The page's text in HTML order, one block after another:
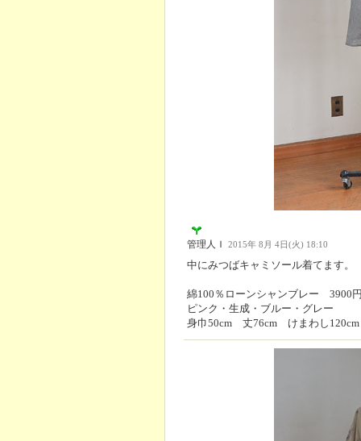
管理人Ｉ 2015年 8月 4日(火) 18:10
中にみつばキャミソール着てます。
綿100％ローンシャンブレー 3900
ピンク・生成・ブルー・グレー
身巾50cm 丈76cm けまわし120cm